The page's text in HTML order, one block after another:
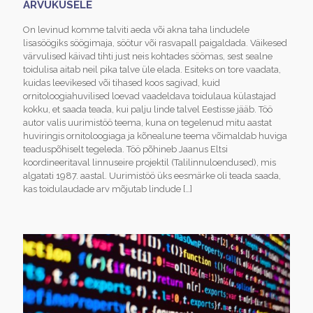
ARVUKUSELE
On levinud komme talviti aeda või akna taha lindudele
lisasöögiks söögimaja, söötur või rasvapall paigaldada. Väikesed
värvulised käivad tihti just neis kohtades söömas, sest sealne
toidulisa aitab neil pika talve üle elada. Esiteks on tore vaadata,
kuidas leevikesed või tihased koos sagivad, kuid
ornitoloogiahuvilised loevad vaadeldava toidulaua külastajad
kokku, et saada teada, kui palju linde talvel Eestisse jääb. Töö
autor valis uurimistöö teema, kuna on tegelenud mitu aastat
huviringis ornitoloogiaga ja kõnealune teema võimaldab huviga
teaduspõhiselt tegeleda. Töö põhineb Jaanus Eltsi
koordineeritaval linnuseire projektil (Talilinnuloendused), mis
algatati 1987. aastal. Uurimistöö üks eesmärke oli teada saada,
kas toidulaudade arv mõjutab lindude […]